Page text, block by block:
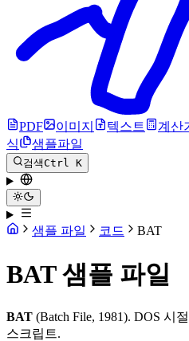
PDF 이미지 텍스트 계산
식
샘플파일
검색Ctrl K
샘플 파일 코드 BAT
BAT 샘플 파일
BAT (Batch File, 1981). DOS 시
스크립트.